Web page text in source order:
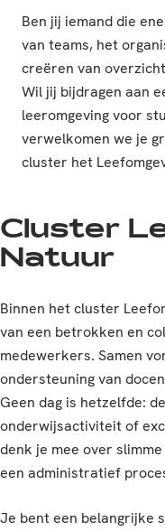
Ben jij iemand die
van teams, het
creëren van
Wil jij bijdragen aan
leeromgeving voor
verwelkomen we je
cluster het
Cluster
Natuur
Binnen het cluster
van een betrokken en
medewerkers. Samen
ondersteuning van
Geen dag is hetzelfde:
onderwijsactiviteit of
denk je mee over
een administratief
Je bent een belangrijke